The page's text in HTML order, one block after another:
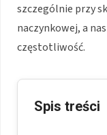
szczególnie przy
naczynkowej, a
częstotliwość.
Spis treści